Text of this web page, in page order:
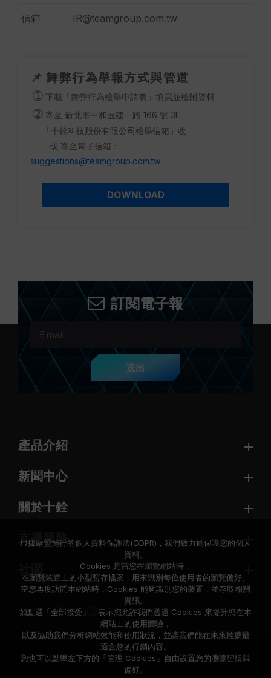
信箱 IR@teamgroup.com.tw
📌 舞弊行為舉報方式與管道
➀ 下載「舞弊行為檢舉申請表」填寫並檢附資料
➁ 寄至 新北市中和區建一路 166 號 3F
「十銓科技股份有限公司檢舉信箱」收
或 寄至電子信箱：
suggestions@teamgroup.com.tw
DOWNLOAD
訂閱電子報
送出
產品介紹
新聞中心
關於十銓
支援服務
© 2026 Team Group Inc. All Rights Reserved.
根據歐盟施行的個人資料保護法(GDPR)，我們致力於保護您的個人
資料。
Cookies 是當您在瀏覽網站時，
在瀏覽裝置上的小型暫存檔案，用來識別每位使用者的瀏覽偏好。
當您再度訪問本網站時，Cookies 能夠識別您的裝置，並存取相關
資訊。
如點選「全部接受」，表示您允許我們透過 Cookies 來提升您在本
網站上的使用體驗，
以及協助我們分析網站效能和使用狀況，並讓我們能在未來推薦最
適合您的行銷內容。
您也可以點擊左下方的「管理 Cookies」自由設置您的瀏覽習慣與
偏好。